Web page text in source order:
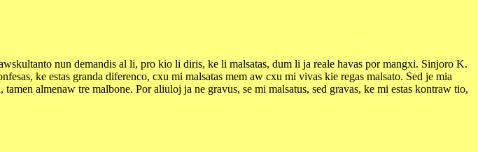
nun demandis al li, pro kio li diris, ke li malsatas, dum li ja reale havas por mangxi. Sinjoro K.
ke estas granda diferenco, cxu mi malsatas mem aw cxu mi vivas kie regas malsato. Sed je mia
almenaw tre malbone. Por aliuloj ja ne gravus, se mi malsatus, sed gravas, ke mi estas kontraw tio,